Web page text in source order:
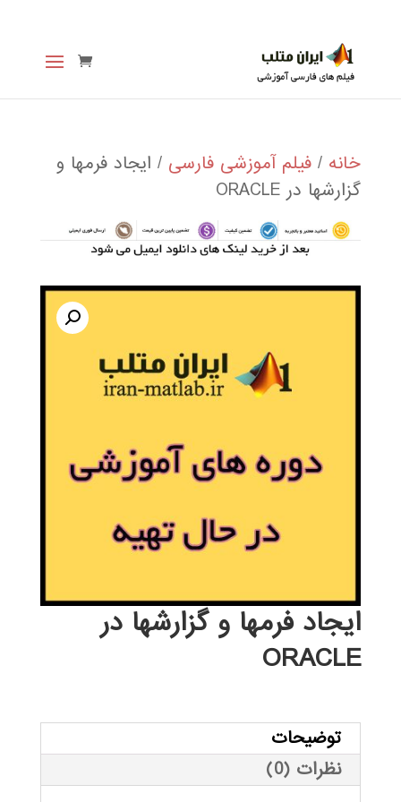
خانه / فیلم آموزشی فارسی / ایجاد فرمها و
گزارشها در ORACLE
ایجاد فرمها و گزارشها در
ORACLE
توضیحات
نظرات (0)